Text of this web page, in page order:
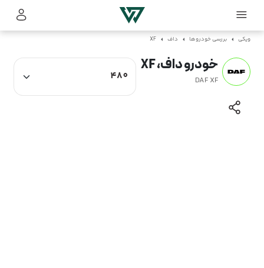
ویکی بررسی خودروها داف XF
خودرو داف، XF
DAF XF